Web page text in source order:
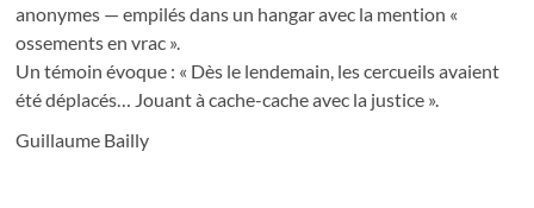
anonymes — empilés dans un hangar avec la mention «
ossements en vrac ».
Un témoin évoque : « Dès le lendemain, les cercueils avaient
été déplacés… Jouant à cache-cache avec la justice ».
Guillaume Bailly